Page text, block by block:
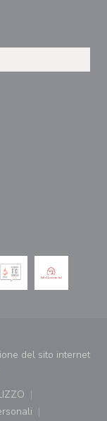
una nuova
del sito internet
una nuova
una nuova finestra))